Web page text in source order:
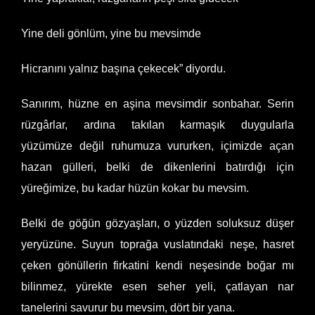
Yine deli gönlüm, yine bu mevsimde
Hicranını yalnız başına çekecek” diyordu.
Sanırım, hüzne en aşina mevsimdir sonbahar. Serin
rüzgârlar, ardına takılan karmaşık duygularla
yüzümüze değil ruhumuza vururken, içimizde açan
hazan gülleri, belki de dikenlerini batırdığı için
yüreğimize, bu kadar hüzün kokar bu mevsim.
Belki de göğün gözyaşları, o yüzden soluksuz düşer
yeryüzüne. Suyun toprağa vuslatındaki neşe, hasret
çeken gönüllerin firkatini kendi neşesinde boğar mı
bilinmez, yürekte esen seher yeli, çatlayan nar
tanelerini savurur bu mevsim, dört bir yana.